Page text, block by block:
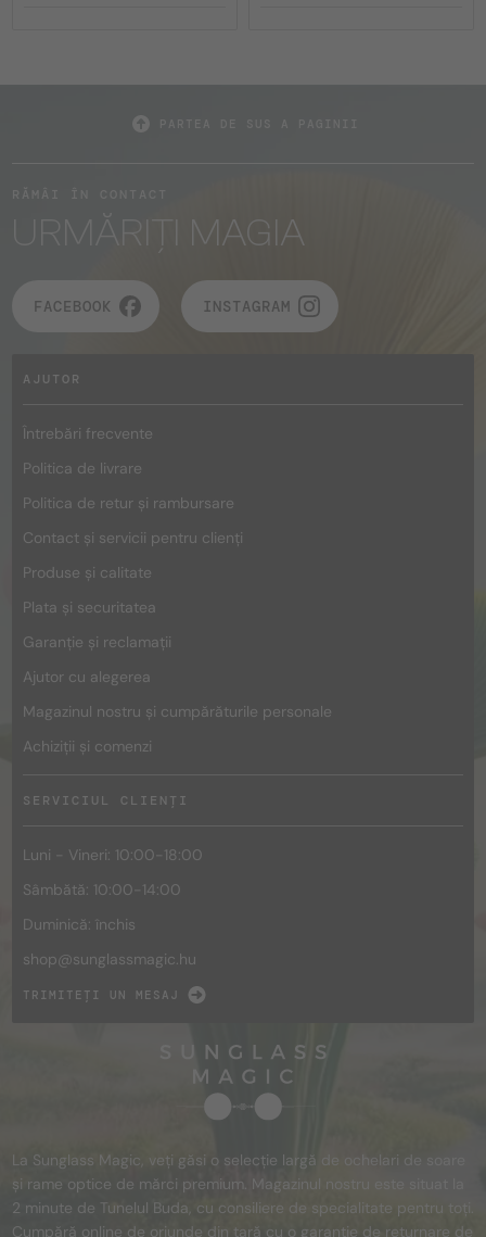
URMĂRIȚI MAGIA
FACEBOOK INSTAGRAM
AJUTOR
Întrebări frecvente
Politica de livrare
Politica de retur și rambursare
Contact și servicii pentru clienți
Produse și calitate
Plata și securitatea
Garanție și reclamații
Ajutor cu alegerea
Magazinul nostru și cumpărăturile personale
Achiziții și comenzi
SERVICIUL CLIENȚI
Luni - Vineri: 10:00-18:00
Sâmbătă: 10:00-14:00
Duminică: închis
shop@sunglassmagic.hu
TRIMITEȚI UN MESAJ
La Sunglass Magic, veți găsi o selecție largă de ochelari de soare
și rame optice de mărci premium. Magazinul nostru este situat la
2 minute de Tunelul Buda, cu consiliere de specialitate pentru toți.
Cumpără online de oriunde din țară cu o garanție de returnare de